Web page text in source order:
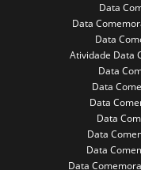
Data
Data
Data
Atividade Data
Data
Data
Data
Data
Data
Data
Data